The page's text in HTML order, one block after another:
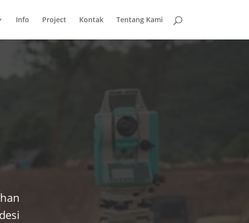
Info Project Kontak Tentang Kami